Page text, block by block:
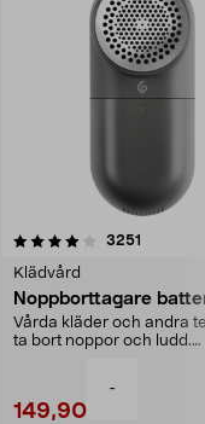
-
3251
Klädvård
Noppborttagare
Vårda kläder och andra
ta bort noppor och ludd.
149,90
4.5av 5 stjärnor